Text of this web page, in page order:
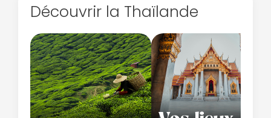
Découvrir la Thaïlande